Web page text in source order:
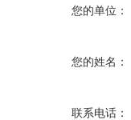
您的单位：
您的姓名：
联系电话：